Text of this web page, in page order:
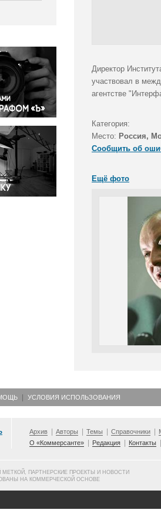
и конфликты
Директор
участвовал в
агентстве
Категория:
Место: Россия,
Сообщить об
Ещё фото
УСЛОВИЯ ИСПОЛЬЗОВАНИЯ
Архив Авторы Темы Справочники
О «Коммерсанте»
Редакция Контакты
МЕТКОЙ, ПАРТНЕРСКИЕ ПРОЕКТЫ И НОВОСТИ
НА КОММЕРЧЕСКОЙ ОСНОВЕ